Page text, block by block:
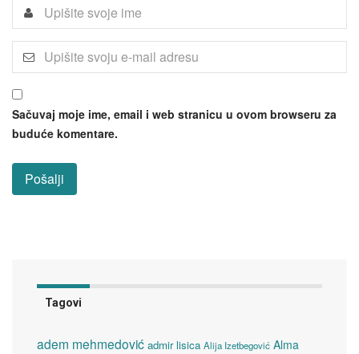
Sačuvaj moje ime, email i web stranicu u ovom browseru za
buduće komentare.
Tagovi
adem mehmedović admir lisica Alija Izetbegović Alma